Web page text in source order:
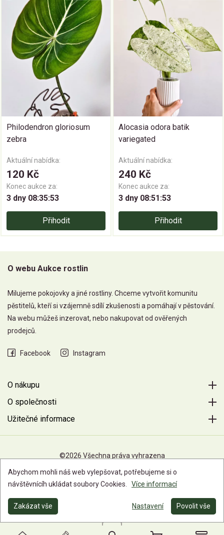
Philodendron gloriosum
zebra
Aktuální nabídka:
120 Kč
Konec aukce za:
3 dny 08:35:52
Přihodit
Alocasia odora batik
variegated
Aktuální nabídka:
240 Kč
Konec aukce za:
3 dny 08:51:52
Přihodit
O webu Aukce rostlin
Milujeme pokojovky a jiné rostliny. Chceme vytvořit komunitu
pěstitelů, kteří si vzájemně sdílí zkušenosti a pomáhají v pěstování.
Na webu můžeš inzerovat, nebo nakupovat od ověřených
prodejců.
Facebook Instagram
O nákupu
O společnosti
Užitečné informace
©2026 Všechna práva vyhrazena
Abychom mohli náš web vylepšovat, potřebujeme si o
návštěvnícíh ukládat soubory Cookies.
Více informací
Zakázat vše Nastavení Povolit vše